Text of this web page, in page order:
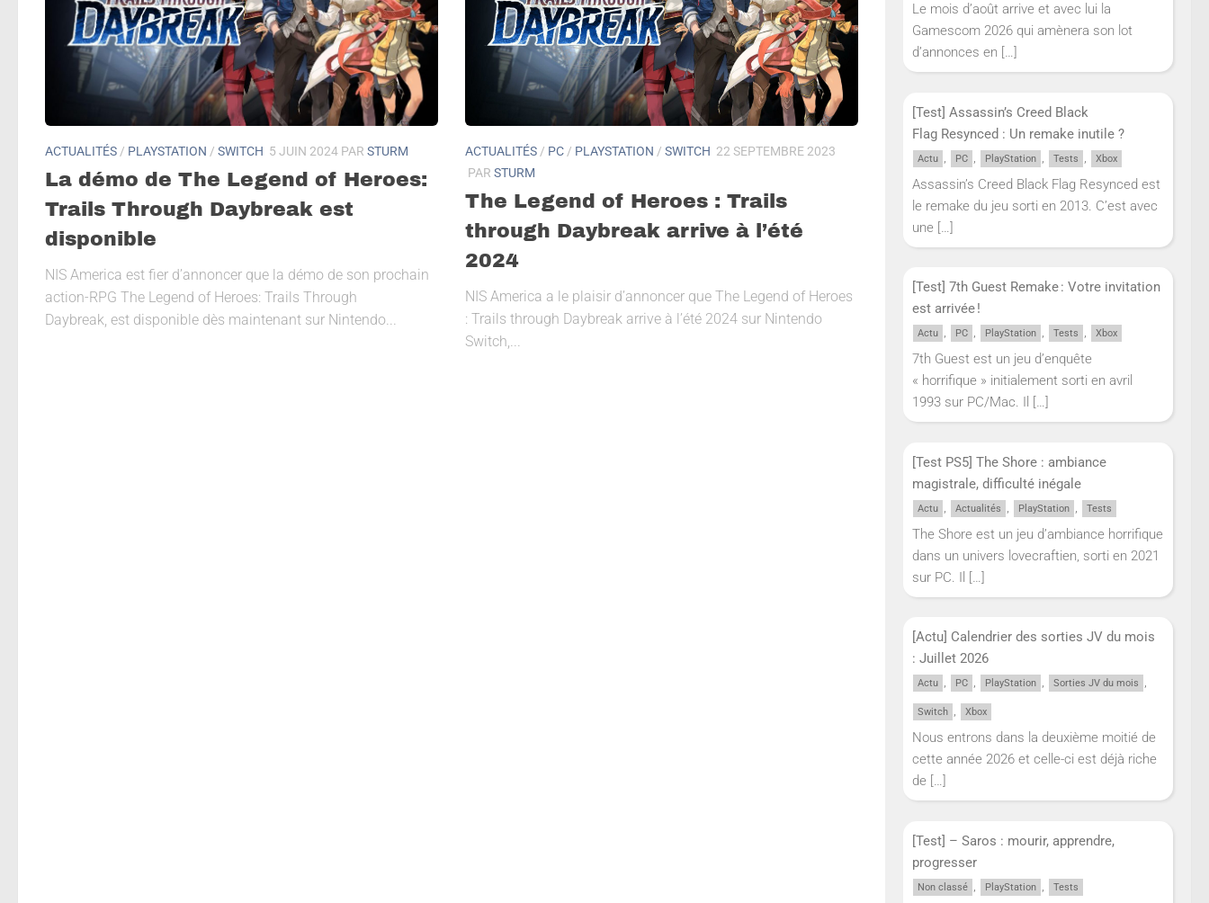
ACTUALITÉS / PLAYSTATION / SWITCH 5 JUIN 2024 PAR STURM
La démo de The Legend of Heroes:
Trails Through Daybreak est
disponible
NIS America est fier d’annoncer que la démo de son prochain
action-RPG The Legend of Heroes: Trails Through
Daybreak, est disponible dès maintenant sur Nintendo...
ACTUALITÉS / PC / PLAYSTATION / SWITCH 22 SEPTEMBRE 2023
PAR STURM
The Legend of Heroes : Trails
through Daybreak arrive à l’été
2024
NIS America a le plaisir d’annoncer que The Legend of Heroes
: Trails through Daybreak arrive à l’été 2024 sur Nintendo
Switch,...
Le mois d’août arrive et avec lui la
Gamescom 2026 qui amènera son lot
d’annonces en […]
[Test] Assassin’s Creed Black
Flag Resynced : Un remake inutile ?
Actu , PC , PlayStation , Tests , Xbox
Assassin’s Creed Black Flag Resynced est
le remake du jeu sorti en 2013. C’est avec
une […]
[Test] 7th Guest Remake : Votre invitation
est arrivée !
Actu , PC , PlayStation , Tests , Xbox
7th Guest est un jeu d’enquête
« horrifique » initialement sorti en avril
1993 sur PC/Mac. Il
[…]
[Test PS5] The Shore : ambiance
magistrale, difficulté inégale
Actu , Actualités , PlayStation , Tests
The Shore est un jeu d’ambiance horrifique
dans un univers lovecraftien, sorti en 2021
sur PC. Il […]
[Actu] Calendrier des sorties JV du mois
: Juillet 2026
Actu , PC , PlayStation , Sorties JV du mois ,
Switch , Xbox
Nous entrons dans la deuxième moitié de
cette année 2026 et celle-ci est déjà riche
de […]
[Test] – Saros : mourir, apprendre,
progresser
Non classé , PlayStation , Tests